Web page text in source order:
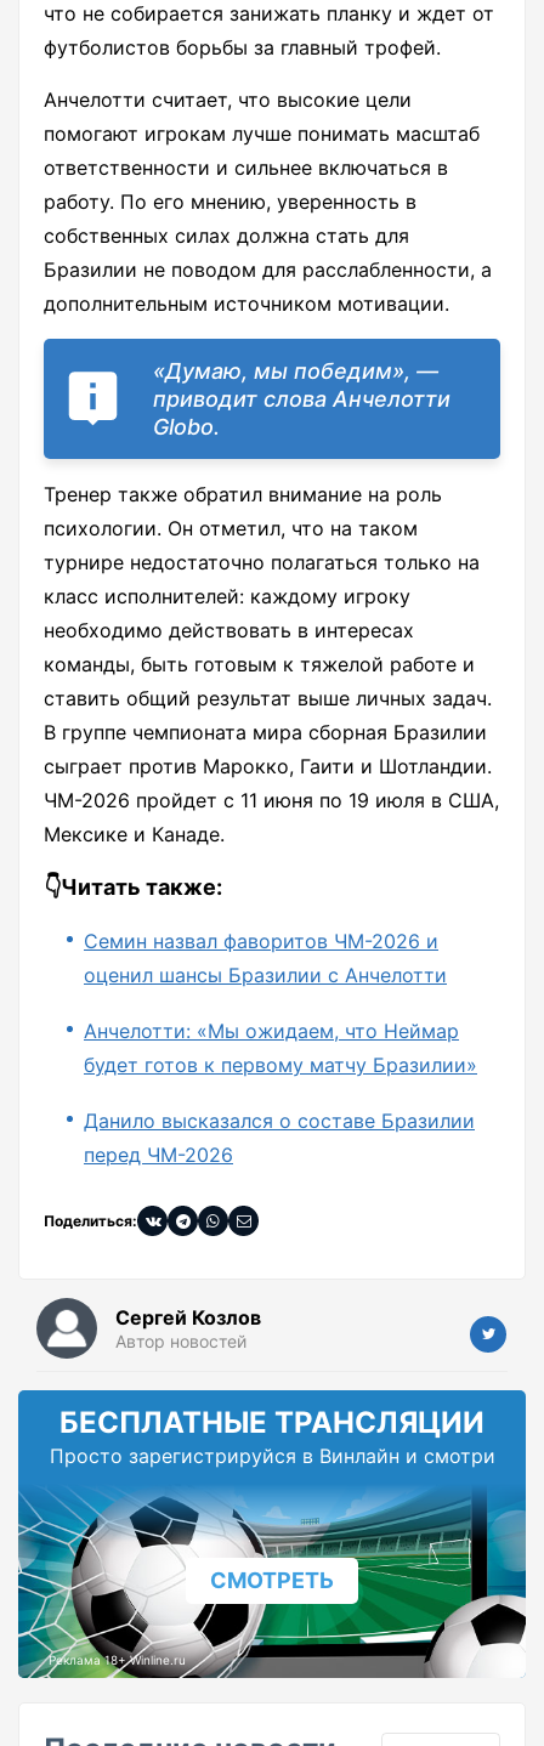
что не собирается занижать планку и ждет от
футболистов борьбы за главный трофей.
Анчелотти считает, что высокие цели
помогают игрокам лучше понимать масштаб
ответственности и сильнее включаться в
работу. По его мнению, уверенность в
собственных силах должна стать для
Бразилии не поводом для расслабленности, а
дополнительным источником мотивации.
«Думаю, мы победим», —
приводит слова Анчелотти
Globo.
Тренер также обратил внимание на роль
психологии. Он отметил, что на таком
турнире недостаточно полагаться только на
класс исполнителей: каждому игроку
необходимо действовать в интересах
команды, быть готовым к тяжелой работе и
ставить общий результат выше личных задач.
В группе чемпионата мира сборная Бразилии
сыграет против Марокко, Гаити и Шотландии.
ЧМ-2026 пройдет с 11 июня по 19 июля в США,
Мексике и Канаде.
👇Читать также:
Семин назвал фаворитов ЧМ-2026 и
оценил шансы Бразилии с Анчелотти
Анчелотти: «Мы ожидаем, что Неймар
будет готов к первому матчу Бразилии»
Данило высказался о составе Бразилии
перед ЧМ-2026
Поделиться:
Сергей Козлов
Автор новостей
БЕСПЛАТНЫЕ ТРАНСЛЯЦИИ
Просто зарегистрируйся в Винлайн и смотри
СМОТРЕТЬ
Реклама 18+ Winline.ru